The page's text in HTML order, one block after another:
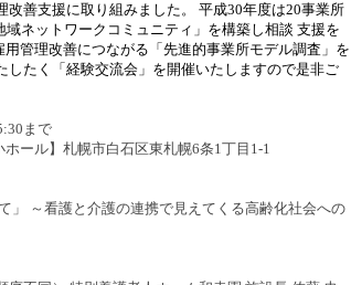
改善支援に取り組みました。 平成30年度は20事業所
ネットワークコミュニティ」を構築し相談 支援を
管理改善につながる「先進的事業所モデル調査」を
したく「経験交流会」を開催いたしますので是非ご
まで
ル】札幌市白石区東札幌6条1丁目1-1
」 ～看護と介護の連携で見えてくる高齢化社会への